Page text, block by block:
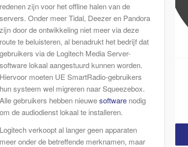
redenen zijn voor het offline halen van de
servers. Onder meer Tidal, Deezer en Pandora
zijn door de ontwikkeling niet meer via deze
route te beluisteren, al benadrukt het bedrijf dat
gebruikers via de Logitech Media Server-
software lokaal aangestuurd kunnen worden.
Hiervoor moeten UE SmartRadio-gebruikers
hun systeem wel migreren naar Squeezebox.
Alle gebruikers hebben nieuwesoftwarenodig
om de audiodienst lokaal te installeren.
Logitech verkoopt al langer geen apparaten
meer onder de betreffende merknamen, maar